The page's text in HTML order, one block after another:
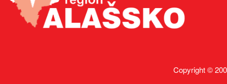
Copyright ©